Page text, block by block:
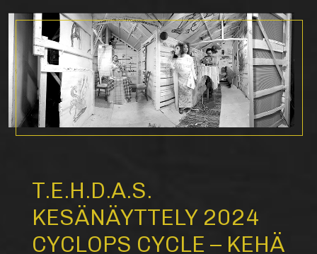
T.E.H.D.A.S.
KESÄNÄYTTELY 2024
CYCLOPS CYCLE – KEHÄ